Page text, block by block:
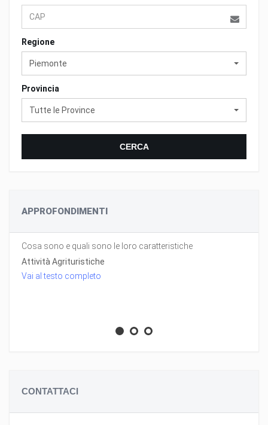
Regione
Piemonte
Provincia
Tutte le Province
CERCA
APPROFONDIMENTI
Cosa sono e quali sono le loro caratteristiche
Attività Agrituristiche
Vai al testo completo
CONTATTACI